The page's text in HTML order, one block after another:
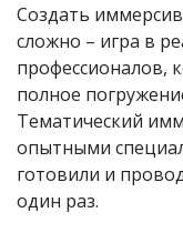
Создать
сложно – игра в
профессионалов,
полное
Тематический
опытными
готовили и
один раз.